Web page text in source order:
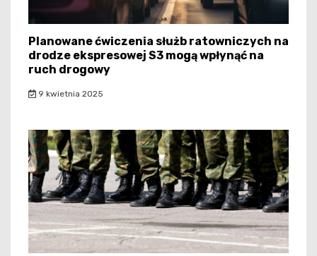
Planowane ćwiczenia służb ratowniczych na
drodze ekspresowej S3 mogą wpłynąć na
ruch drogowy
9 kwietnia 2025